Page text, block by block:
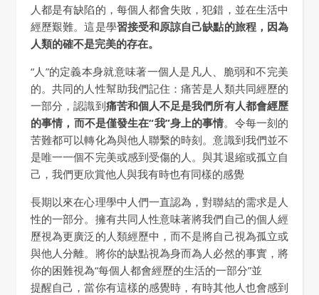
人都是有缺陷的，每個人都會失敗，犯錯，並在生活中
經歷艱難。這是學習接受和原諒自己缺點的旅程，因為
人類的確不是完美的存在。
“人”的定義本身就意味著一個人是凡人、脆弱和不完美
的。共同的人性幫助我們記住：痛苦是人類共同經歷的
一部分，認識到痛苦和個人不足是我們所有人都會經歷
的事情，而不是僅發生在“我”身上的事情。令每一刻的
苦難都可以轉化為與他人聯繫的時刻。意識到我們並不
是唯一一個不完美或感到受傷的人。與其退縮或孤立自
己，我們更欣賞他人與我有時也有同樣的感覺
長期以來在心理學中人們一直認為，對聯結的需求是人
性的一部分。擁有共同人性意味著將我們自己的個人經
歷視為更廣泛的人類經歷中，而不是將自己視為孤立或
與他人分離。將你的缺點視為身而為人必然的事實，將
你的困難視為“每個人都會經歷的生活的一部分”並
提醒自己，當你有這樣的感覺時，有時其他人也會感到